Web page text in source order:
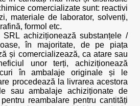
comercializate sunt: reactivi
materiale de laborator, solvenți,
formol etc.
SRL achiziționează substanțele /
în majoritate, de pe piața
și comercializează, ca atare sau
unor terți, achiziționează
în ambalaje originale și le
procedează la livrarea acestora
sau ambalaje achiziționate de
reambalare pentru cantități